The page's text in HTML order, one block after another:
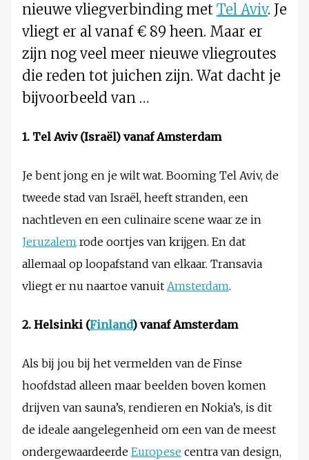
nieuwe vliegverbinding met Tel Aviv. Je
vliegt er al vanaf € 89 heen. Maar er
zijn nog veel meer nieuwe vliegroutes
die reden tot juichen zijn. Wat dacht je
bijvoorbeeld van …
1. Tel Aviv (Israël) vanaf Amsterdam
Je bent jong en je wilt wat. Booming Tel Aviv, de
tweede stad van Israël, heeft stranden, een
nachtleven en een culinaire scene waar ze in
Jeruzalem rode oortjes van krijgen. En dat
allemaal op loopafstand van elkaar. Transavia
vliegt er nu naartoe vanuit Amsterdam.
2. Helsinki (Finland) vanaf Amsterdam
Als bij jou bij het vermelden van de Finse
hoofdstad alleen maar beelden boven komen
drijven van sauna’s, rendieren en Nokia’s, is dit
de ideale aangelegenheid om een van de meest
ondergewaardeerde Europese centra van design,